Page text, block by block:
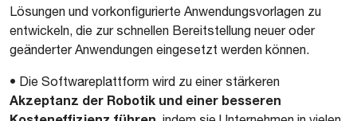
Lösungen und vorkonfigurierte Anwendungsvorlagen zu
entwickeln, die zur schnellen Bereitstellung neuer oder
geänderter Anwendungen eingesetzt werden können.
• Die Softwareplattform wird zu einer stärkeren
Akzeptanz der Robotik und einer besseren